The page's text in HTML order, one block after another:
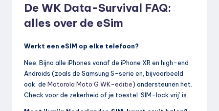
De WK Data-Survival FAQ:
alles over de eSim
Werkt een eSIM op elke telefoon?
Nee. Bijna alle iPhones vanaf de iPhone XR en high-end
Androids (zoals de Samsung S-serie en, bijvoorbeeld
ook. de Motorola Moto G WK-editie) ondersteunen het.
Check voor de zekerheid of je toestel ‘SIM-lock vrij’ is.